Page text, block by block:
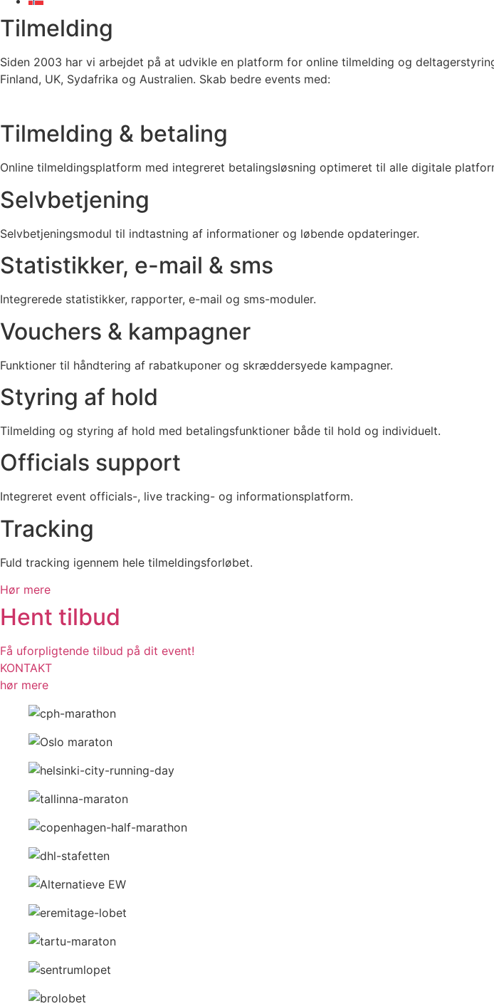
Tilmelding
Siden 2003 har vi arbejdet på at udvikle en platform for online tilmelding og
Finland, UK, Sydafrika og Australien. Skab bedre events med:
Tilmelding & betaling
Online tilmeldingsplatform med integreret betalingsløsning optimeret til alle digitale
Selvbetjening
Selvbetjeningsmodul til indtastning af informationer og løbende opdateringer.
Statistikker, e-mail & sms
Integrerede statistikker, rapporter, e-mail og sms-moduler.
Vouchers & kampagner
Funktioner til håndtering af rabatkuponer og skræddersyede kampagner.
Styring af hold
Tilmelding og styring af hold med betalingsfunktioner både til hold og individuelt.
Officials support
Integreret event officials-, live tracking- og informationsplatform.
Tracking
Fuld tracking igennem hele tilmeldingsforløbet.
Hør mere
Hent tilbud
Få uforpligtende tilbud på dit event!
KONTAKT
hør mere